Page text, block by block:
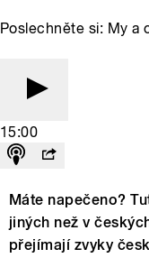
Poslechněte si: My a
15:00
Máte napečeno?
jiných než v
přejímají zvyky